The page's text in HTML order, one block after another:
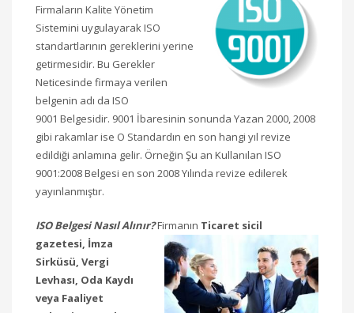
Firmaların Kalite Yönetim
Sistemini uygulayarak ISO
standartlarının gereklerini yerine
getirmesidir. Bu Gerekler
Neticesinde firmaya verilen
belgenin adı da ISO
9001 Belgesidir. 9001 İbaresinin sonunda Yazan 2000, 2008
gibi rakamlar ise O Standardın en son hangi yıl revize
edildiği anlamına gelir. Örneğin Şu an Kullanılan ISO
9001:2008 Belgesi en son 2008 Yılında revize edilerek
yayınlanmıştır.
ISO Belgesi Nasıl Alınır?Firmanın Ticaret sicil
gazetesi, İmza
Sirküsü, Vergi
Levhası, Oda Kaydı
veya Faaliyet